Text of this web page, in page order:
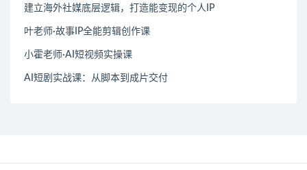
建立海外社媒底层逻辑，打造能变现的个人IP
叶老师·故事IP全能剪辑创作课
小霍老师·AI短视频实操课
AI短剧实战课：从脚本到成片交付